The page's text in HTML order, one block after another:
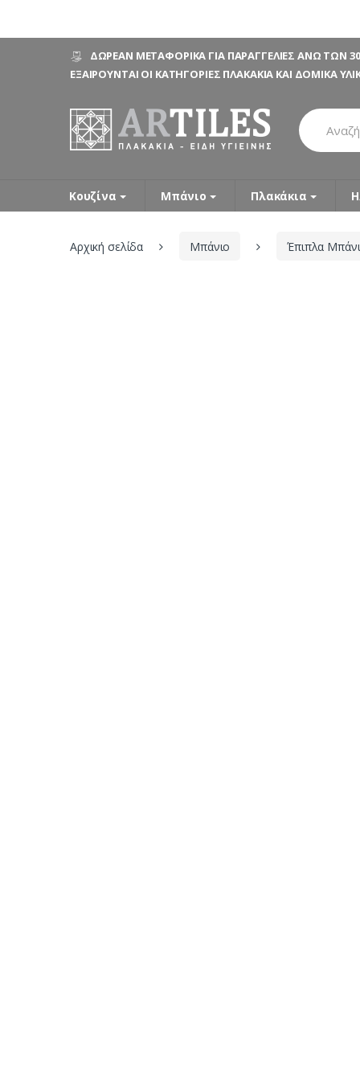
ΔΩΡΕΑΝ ΜΕΤΑΦΟΡΙΚΑ ΓΙΑ ΠΑΡΑΓΓΕΛΙΕΣ ΑΝΩ ΤΩΝ
ΕΞΑΙΡΟΥΝΤΑΙ ΟΙ ΚΑΤΗΓΟΡΙΕΣ ΠΛΑΚΑΚΙΑ ΚΑΙ ΔΟΜΙΚΑ
Search
for:
Κουζίνα Μπάνιο Πλακάκια
Αρχική σελίδα Μπάνιο Έπιπλα